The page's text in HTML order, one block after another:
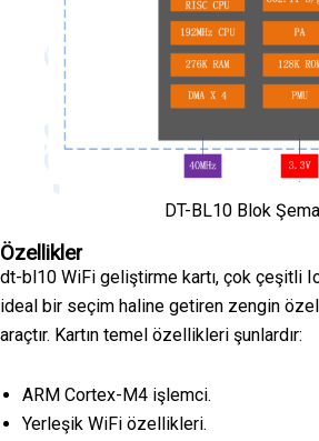
DT-BL10 Blok
Özellikler
dt-bl10 WiFi geliştirme kartı, çok çeşitli
ideal bir seçim haline getiren zengin
araçtır. Kartın temel özellikleri şunlardır:
ARM Cortex-M4 işlemci.
Yerleşik WiFi özellikleri.